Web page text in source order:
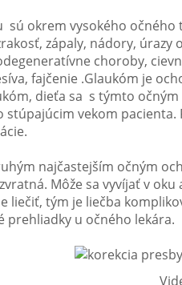
sú okrem vysokého
zápaly, nádory, úrazy
choroby,
fajčenie .Glaukóm je
dieťa sa s týmto
stúpajúcim vekom pacienta.
najčastejším očným
Môže sa vyvíjať v oku
liečiť, tým je liečba
prehliadky u očného lekára.